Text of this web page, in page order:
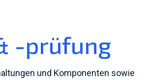
-prüfung
und Komponenten sowie